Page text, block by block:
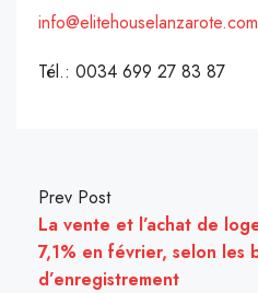
info@elitehouselanzarote.com
Tél.: 0034 699 27 83 87
Prev Post
La vente et l’achat de
7,1% en février, selon les
d’enregistrement